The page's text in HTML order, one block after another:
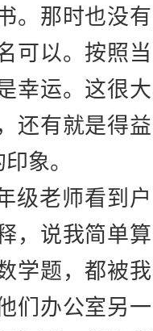
。那时也没
可以。按照
幸运。这很
还有就是得
象。
级老师看到
，说我简单
学题，都被
们办公室另